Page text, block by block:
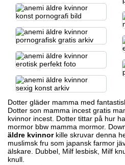
Dotter gläder mamma med
Dotter son mamma incest gratis
kvinnor incest. Dotter tittar på hur
mormor bbw mamma mormor.
äldre kvinnorkille skruvar denna
muslimsk fru som japansk farmor
älskare. Dubbel, Milf lesbisk, Milf
knull.